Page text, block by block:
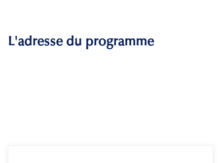
L'adresse du programme